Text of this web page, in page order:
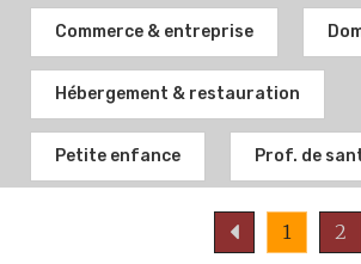
Commerce & entreprise
Hébergement & restauration
Petite enfance Prof. de
Page
précédente
1 2